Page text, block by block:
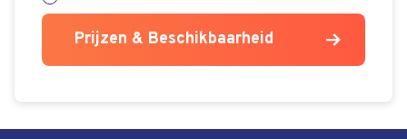
Prijzen & Beschikbaarheid